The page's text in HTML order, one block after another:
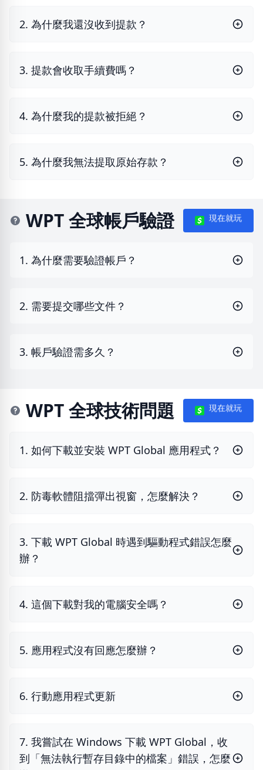
2. 為什麼我還沒收到提款？
3. 提款會收取手續費嗎？
4. 為什麼我的提款被拒絕？
5. 為什麼我無法提取原始存款？
WPT 全球帳戶驗證 現在就玩
1. 為什麼需要驗證帳戶？
2. 需要提交哪些文件？
3. 帳戶驗證需多久？
WPT 全球技術問題 現在就玩
1. 如何下載並安裝 WPT Global 應用程式？
2. 防毒軟體阻擋彈出視窗，怎麼解決？
3. 下載 WPT Global 時遇到驅動程式錯誤怎麼
辦？
4. 這個下載對我的電腦安全嗎？
5. 應用程式沒有回應怎麼辦？
6. 行動應用程式更新
7. 我嘗試在 Windows 下載 WPT Global，收
到「無法執行暫存目錄中的檔案」錯誤，怎麼